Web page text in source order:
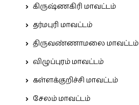
கிருஷ்ணகிரி மாவட்டம்
தர்மபுரி மாவட்டம்
திருவண்ணாமலை மாவட்டம்
விழுப்புரம் மாவட்டம்
கள்ளக்குறிச்சி மாவட்டம்
சேலம் மாவட்டம்